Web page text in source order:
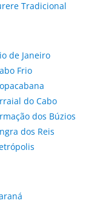
Tradicional
de Janeiro
Frio
do Cabo
dos Búzios
dos Reis